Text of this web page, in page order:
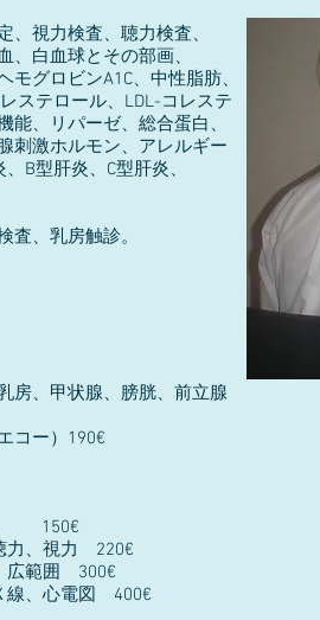
査、聴力検査、
とその部画、
ンA1C、中性脂肪、
ル、LDL-コレステ
ーゼ、総合蛋白、
モン、アレルギー
炎、C​型肝炎、
房触診。
腺、膀胱、前立腺
）190€
、 150€
力 220€
300€
図 400€